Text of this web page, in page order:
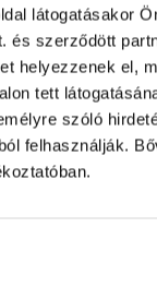
látogatásakor
és szerződött
helyezzenek el,
tett
szóló
felhasználják.
Oldal újratöltése